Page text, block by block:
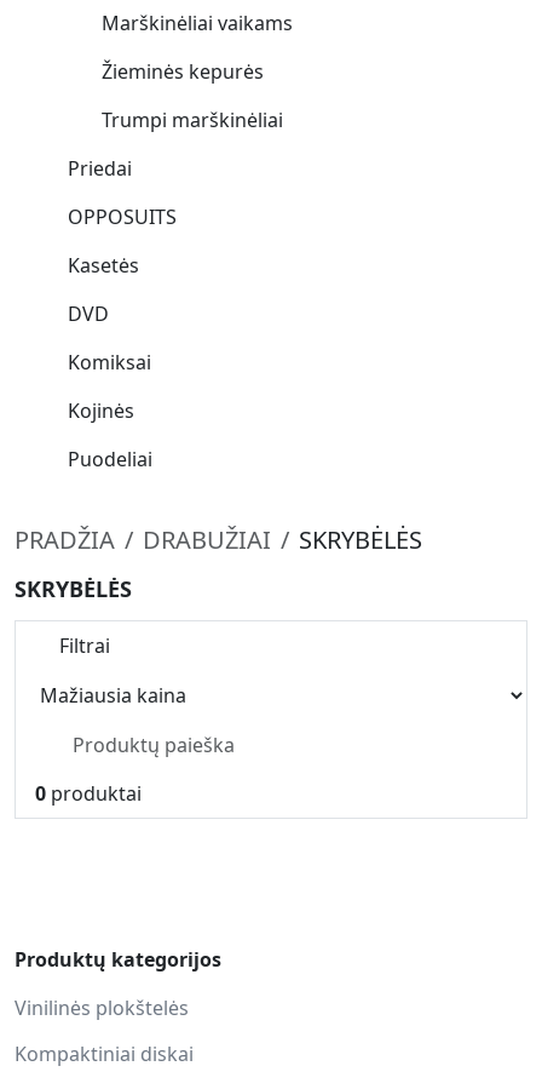
Marškinėliai vaikams
Žieminės kepurės
Trumpi marškinėliai
Priedai
OPPOSUITS
Kasetės
DVD
Komiksai
Kojinės
Puodeliai
PRADŽIA DRABUŽIAI SKRYBĖLĖS
SKRYBĖLĖS
0 produktai
Filtrai
Produktų kategorijos
Vinilinės plokštelės
Kompaktiniai diskai